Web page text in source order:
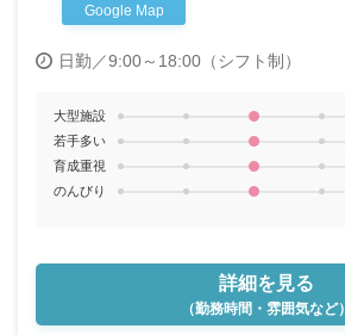
Google Map
日勤／9:00～18:00（シフト制）
大型施設
若手多い
育成重視
のんびり
詳細を見る
（勤務時間・雰囲気など）